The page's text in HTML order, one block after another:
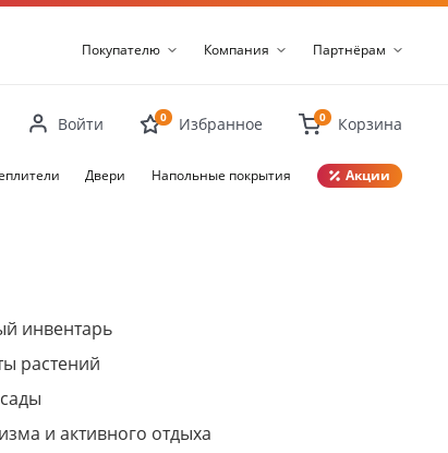
Покупателю Компания Партнёрам
Войти 0 Избранное 0 Корзина
Двери Напольные покрытия Акции
инвентарь
растений
и активного отдыха